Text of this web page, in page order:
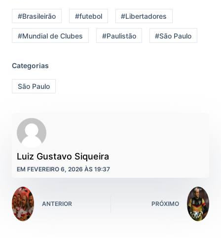
#Brasileirão #futebol #Libertadores
#Mundial de Clubes #Paulistão #São Paulo
Categorias
São Paulo
Luiz Gustavo Siqueira
EM FEVEREIRO 6, 2026 ÀS 19:37
ANTERIOR PRÓXIMO